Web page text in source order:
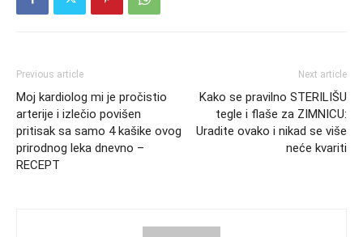
Previous article
Moj kardiolog mi je pročistio
arterije i izlečio povišen
pritisak sa samo 4 kašike ovog
prirodnog leka dnevno –
RECEPT
Next article
Kako se pravilno STERILIŠU
tegle i flaše za ZIMNICU:
Uradite ovako i nikad se više
neće kvariti